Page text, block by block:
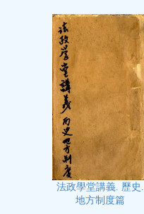
法政學堂講義. 歷史.
地方制度篇